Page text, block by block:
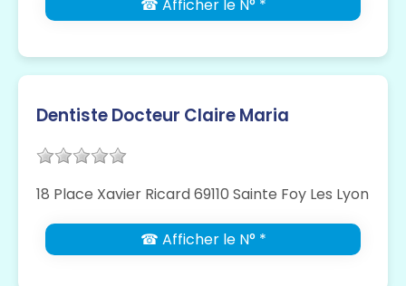
☎ Afficher le N° *
Dentiste Docteur Claire Maria
18 Place Xavier Ricard 69110 Sainte Foy Les Lyon
☎ Afficher le N° *